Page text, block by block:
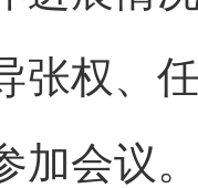
张权、
加会议